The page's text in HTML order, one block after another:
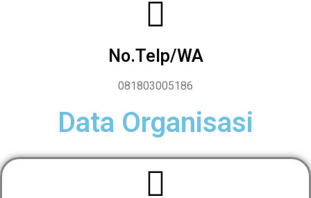
No.Telp/WA
081803005186
Data Organisasi